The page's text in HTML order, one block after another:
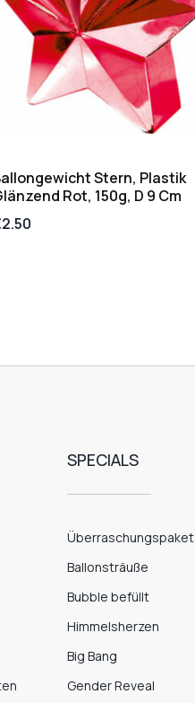
Stern, Plastik
Rot, 150g, D 9 Cm
2.50
SPECIALS
Überraschungspaket
Ballonsträuße
Bubble befüllt
Himmelsherzen
Big Bang
Gender Reveal